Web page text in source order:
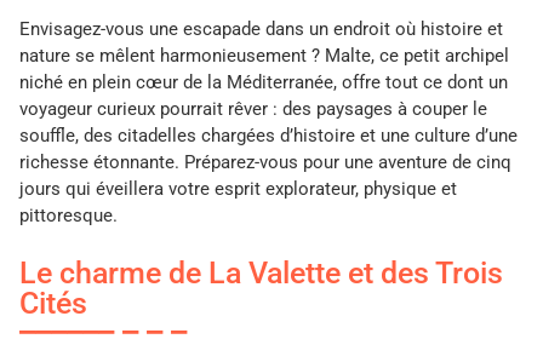
Envisagez-vous une escapade dans un endroit où histoire et
nature se mêlent harmonieusement ? Malte, ce petit archipel
niché en plein cœur de la Méditerranée, offre tout ce dont un
voyageur curieux pourrait rêver : des paysages à couper le
souffle, des citadelles chargées d’histoire et une culture d’une
richesse étonnante. Préparez-vous pour une aventure de cinq
jours qui éveillera votre esprit explorateur, physique et
pittoresque.
Le charme de La Valette et des Trois
Cités